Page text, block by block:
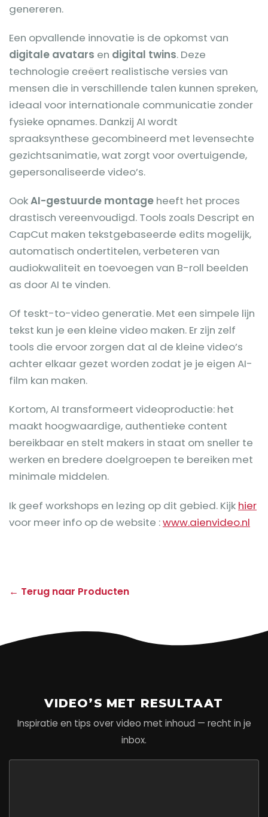
genereren.
Een opvallende innovatie is de opkomst van
digitale avatars en digital twins. Deze
technologie creëert realistische versies van
mensen die in verschillende talen kunnen spreken,
ideaal voor internationale communicatie zonder
fysieke opnames. Dankzij AI wordt
spraaksynthese gecombineerd met levensechte
gezichtsanimatie, wat zorgt voor overtuigende,
gepersonaliseerde video’s.
OokAI-gestuurde montage heeft het proces
drastisch vereenvoudigd. Tools zoals Descript en
CapCut maken tekstgebaseerde edits mogelijk,
automatisch ondertitelen, verbeteren van
audiokwaliteit en toevoegen van B-roll beelden
as door AI te vinden.
Of teskt-to-video generatie. Met een simpele lijn
tekst kun je een kleine video maken. Er zijn zelf
tools die ervoor zorgen dat al de kleine video’s
achter elkaar gezet worden zodat je je eigen AI-
film kan maken.
Kortom, AI transformeert videoproductie: het
maakt hoogwaardige, authentieke content
bereikbaar en stelt makers in staat om sneller te
werken en bredere doelgroepen te bereiken met
minimale middelen.
Ik geef workshops en lezing op dit gebied. Kijk hier
voor meer info op de website :www.aienvideo.nl
← Terug naar Producten
VIDEO’S MET RESULTAAT
Inspiratie en tips over video met inhoud — recht in je
inbox.